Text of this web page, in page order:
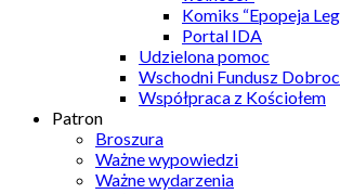
Komiks “Epopeja
Portal IDA
Udzielona pomoc
Wschodni Fundusz
Współpraca z Kościołem
Patron
Broszura
Ważne wypowiedzi
Ważne wydarzenia